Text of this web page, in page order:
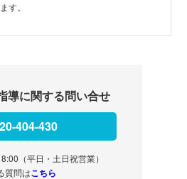
す。
導に関する問い合せ
404-430
（平日・土日祝営業）
質問はこちら